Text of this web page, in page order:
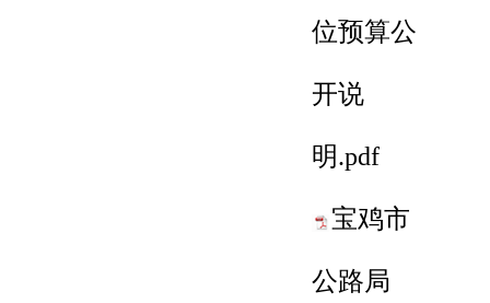
位预算公
开说
明.pdf
宝鸡市
公路局